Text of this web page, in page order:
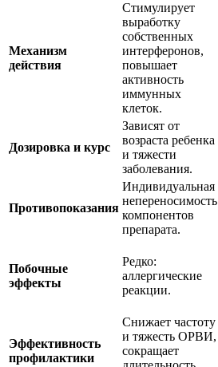
Механизм
действия
Стимулирует
выработку
собственных
интерферонов,
повышает
активность
иммунных
клеток.
Дозировка и курс
Зависят от
возраста ребенка
и тяжести
заболевания.
Противопоказания
Индивидуальная
непереносимость
компонентов
препарата.
Побочные
эффекты
Редко:
аллергические
реакции.
Эффективность
профилактики
Снижает частоту
и тяжесть ОРВИ,
сокращает